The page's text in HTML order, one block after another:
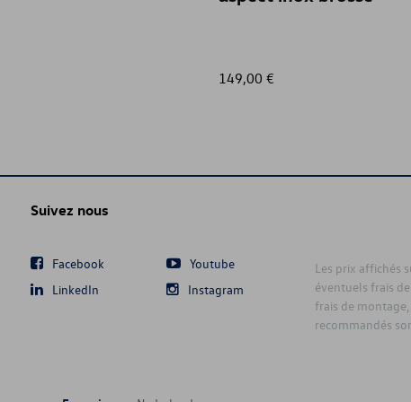
149,00 €
Suivez nous
Facebook
Youtube
LinkedIn
Instagram
Les prix affichés
éventuels frais
frais de
recommandés